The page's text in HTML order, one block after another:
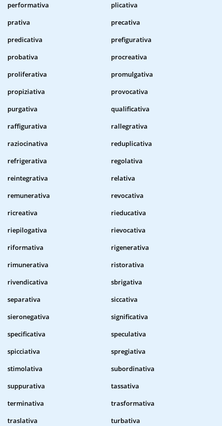
performativa
plicativa
prativa
precativa
predicativa
prefigurativa
probativa
procreativa
proliferativa
promulgativa
propiziativa
provocativa
purgativa
qualificativa
raffigurativa
rallegrativa
raziocinativa
reduplicativa
refrigerativa
regolativa
reintegrativa
relativa
remunerativa
revocativa
ricreativa
rieducativa
riepilogativa
rievocativa
riformativa
rigenerativa
rimunerativa
ristorativa
rivendicativa
sbrigativa
separativa
siccativa
sieronegativa
significativa
specificativa
speculativa
spicciativa
spregiativa
stimolativa
subordinativa
suppurativa
tassativa
terminativa
trasformativa
traslativa
turbativa